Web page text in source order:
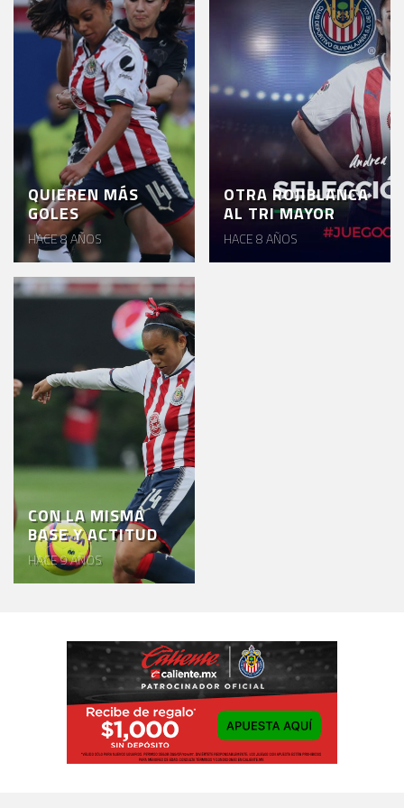
AKRON
TOUR
ESTADIO
AKRON
QUIEREN MÁS
GOLES
HACE 8 AÑOS
OTRA ROJIBLANCA
AL TRI MAYOR
HACE 8 AÑOS
CON LA MISMA
BASE Y ACTITUD
HACE 9 AÑOS